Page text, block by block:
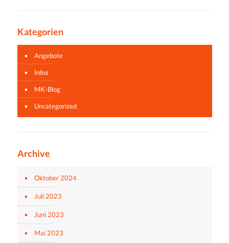
Kategorien
Angebote
Infos
MK-Blog
Uncategorized
Archive
Oktober 2024
Juli 2023
Juni 2023
Mai 2023